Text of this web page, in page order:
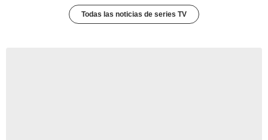
Todas las noticias de series TV